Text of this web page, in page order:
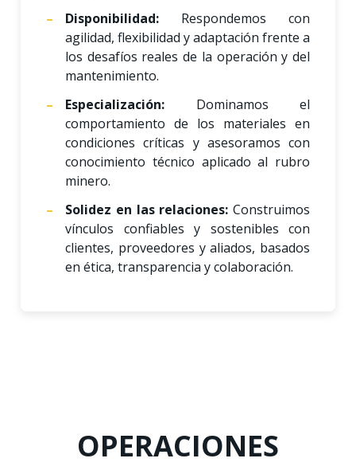
Disponibilidad: Respondemos con
agilidad, flexibilidad y adaptación frente a
los desafíos reales de la operación y del
mantenimiento.
Especialización: Dominamos el
comportamiento de los materiales en
condiciones críticas y asesoramos con
conocimiento técnico aplicado al rubro
minero.
Solidez en las relaciones: Construimos
vínculos confiables y sostenibles con
clientes, proveedores y aliados, basados
en ética, transparencia y colaboración.
OPERACIONES